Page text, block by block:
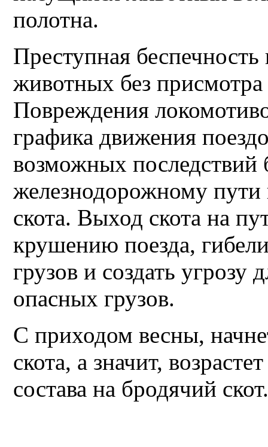
полотна.
Преступная
животных без
Повреждения
графика движения
возможных
железнодорожному пути
скота. Выход скота на
крушению поезда,
грузов и создать угрозу
опасных грузов.
С приходом весны,
скота, а значит,
состава на бродячий